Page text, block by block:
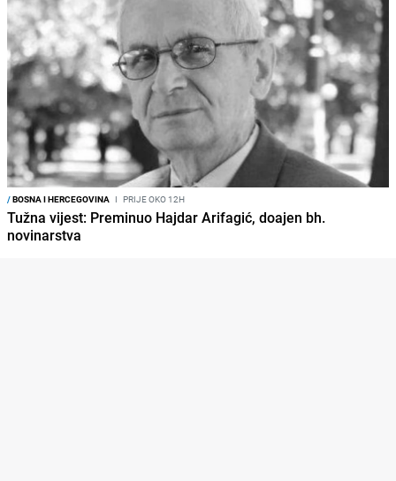
/BOSNA I HERCEGOVINA I PRIJE OKO 12H
Tužna vijest: Preminuo Hajdar Arifagić, doajen bh.
novinarstva